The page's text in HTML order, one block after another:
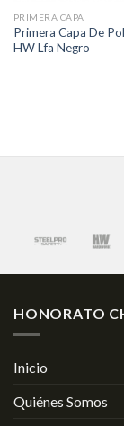
PRIMERA CAPA
Primera Capa De
HW Lfa Negro
HONORATO
Inicio
Quiénes Somos